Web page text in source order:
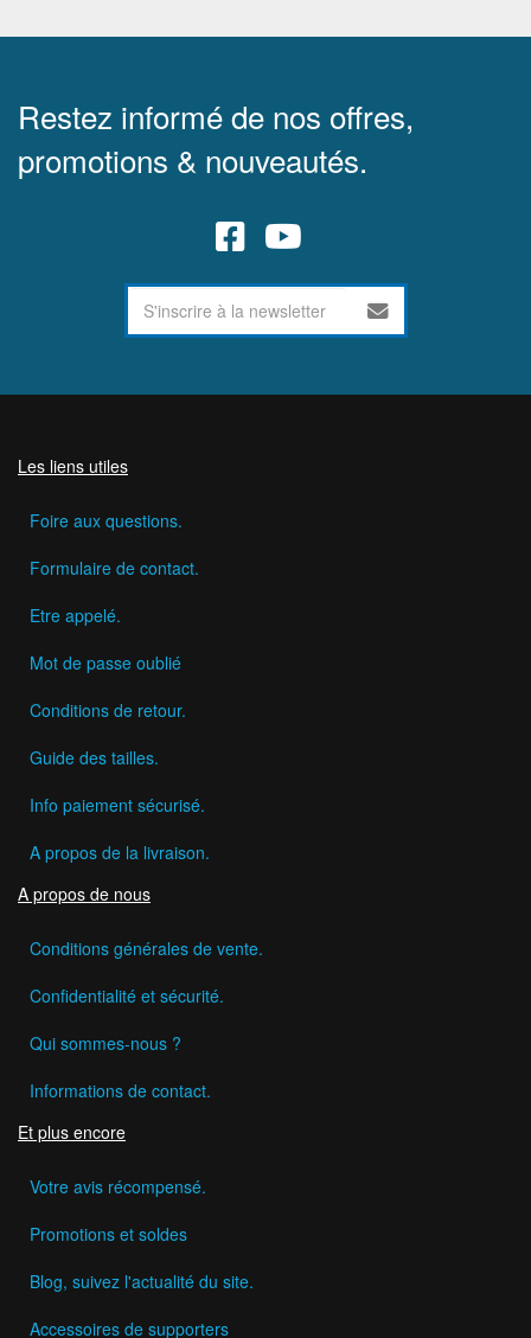
Restez informé de nos offres,
promotions & nouveautés.
Les liens utiles
Foire aux questions.
Formulaire de contact.
Etre appelé.
Mot de passe oublié
Conditions de retour.
Guide des tailles.
Info paiement sécurisé.
A propos de la livraison.
A propos de nous
Conditions générales de vente.
Confidentialité et sécurité.
Qui sommes-nous ?
Informations de contact.
Et plus encore
Votre avis récompensé.
Promotions et soldes
Blog, suivez l'actualité du site.
Accessoires de supporters